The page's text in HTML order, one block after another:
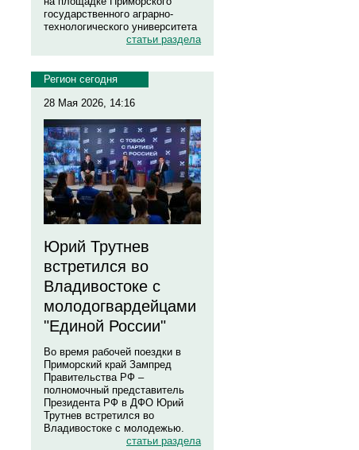
государственного аграрно-
технологического университета
статьи раздела
Регион сегодня
28 Мая 2026, 14:16
Юрий Трутнев
встретился во
Владивостоке с
молодогвардейцами
"Единой России"
Во время рабочей поездки в
Приморский край Зампред
Правительства РФ –
полномочный представитель
Президента РФ в ДФО Юрий
Трутнев встретился во
Владивостоке с молодежью.
статьи раздела